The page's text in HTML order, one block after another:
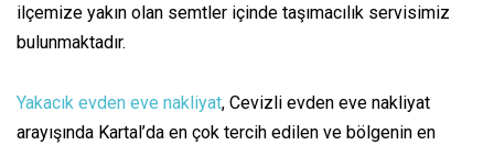
ilçemize yakın olan semtler içinde taşımacılık servisimiz
bulunmaktadır.
Yakacık evden eve nakliyat, Cevizli evden eve nakliyat
arayışında Kartal’da en çok tercih edilen ve bölgenin en